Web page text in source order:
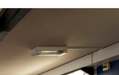
Standaard
Groot